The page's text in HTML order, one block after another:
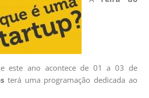
este ano acontece de 01 a 03 de
terá uma programação dedicada ao